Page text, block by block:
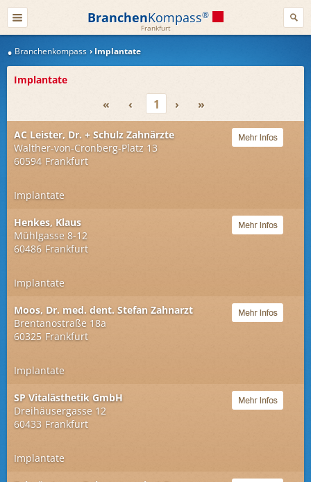
BranchenKompass®
Frankfurt
Branchenkompass Implantate
Implantate
« ‹ 1 › »
AC Leister, Dr. + Schulz Zahnärzte
Walther-von-Cronberg-Platz 13
60594 Frankfurt
Implantate
Henkes, Klaus
Mühlgasse 8-12
60486 Frankfurt
Implantate
Moos, Dr. med. dent. Stefan Zahnarzt
Brentanostraße 18a
60325 Frankfurt
Implantate
SP Vitalästhetik GmbH
Dreihäusergasse 12
60433 Frankfurt
Implantate